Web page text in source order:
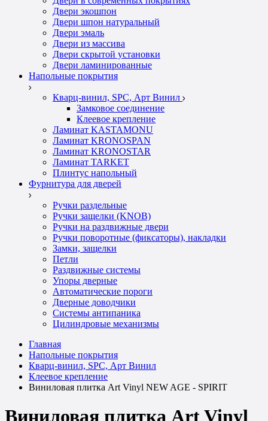
Двери экошпон
Двери шпон натуральный
Двери эмаль
Двери из массива
Двери скрытой установки
Двери ламинированные
Напольные покрытия
Кварц-винил, SPC, Арт Винил
Замковое соединение
Клеевое крепление
Ламинат KASTAMONU
Ламинат KRONOSPAN
Ламинат KRONOSTAR
Ламинат TARKET
Плинтус напольный
Фурнитура для дверей
Ручки раздельные
Ручки защелки (KNOB)
Ручки на раздвижные двери
Ручки поворотные (фиксаторы), накладки
Замки, защелки
Петли
Раздвижные системы
Упоры дверные
Автоматические пороги
Дверные доводчики
Системы антипаника
Цилиндровые механизмы
Главная
Напольные покрытия
Кварц-винил, SPC, Арт Винил
Клеевое крепление
Виниловая плитка Art Vinyl NEW AGE - SPIRIT
Виниловая плитка Art Vinyl